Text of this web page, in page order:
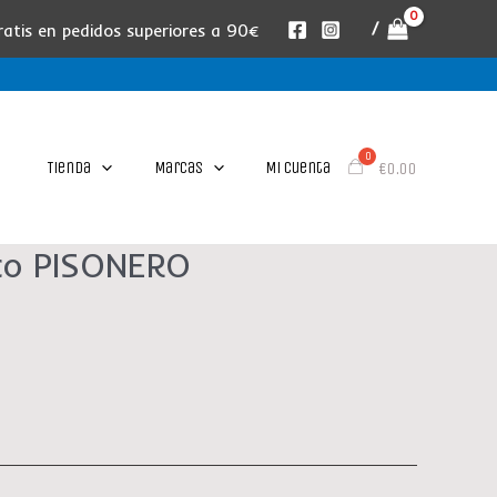
en pedidos superiores a 90€ /
Tienda Marcas Mi cuenta €0.00
PISONERO